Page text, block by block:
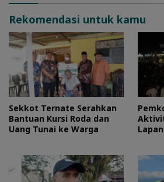
Rekomendasi untuk kamu
Sekkot Ternate Serahkan
Bantuan Kursi Roda dan
Uang Tunai ke Warga